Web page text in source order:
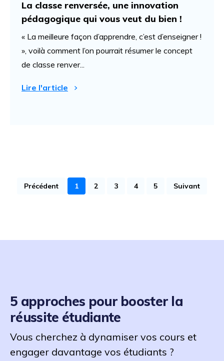
La classe renversée, une innovation
pédagogique qui vous veut du bien !
« La meilleure façon d’apprendre, c’est d’enseigner !
», voilà comment l’on pourrait résumer le concept
de classe renver...
Lire l'article
Précédent 1 2 3 4 5 Suivant
5 approches pour booster la
réussite étudiante
Vous cherchez à dynamiser vos cours et
engager davantage vos étudiants ?